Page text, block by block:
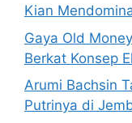
Kian
Gaya Old
Berkat Konsep
Arumi Bachsin
Putrinya di